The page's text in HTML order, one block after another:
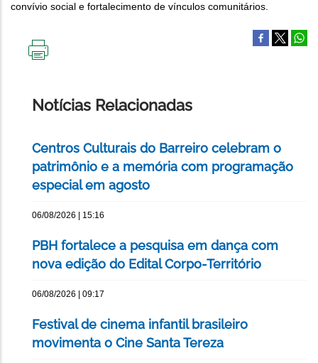
convívio social e fortalecimento de vínculos comunitários.
Notícias Relacionadas
Centros Culturais do Barreiro celebram o
patrimônio e a memória com programação
especial em agosto
06/08/2026 | 15:16
PBH fortalece a pesquisa em dança com
nova edição do Edital Corpo-Território
06/08/2026 | 09:17
Festival de cinema infantil brasileiro
movimenta o Cine Santa Tereza